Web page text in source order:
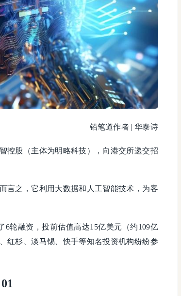
铅笔道作者 | 华泰诗
控股（主体为明略科技），向港交所递交招
言之，它利用大数据和人工智能技术，为客
轮融资，投前估值高达15亿美元（约109亿
红杉、淡马锡、快手等知名投资机构纷纷参
01